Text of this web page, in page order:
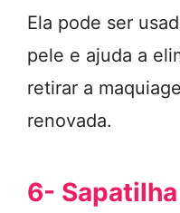
Ela pode ser
pele e ajuda a
retirar a
renovada.
6- Sapatilha